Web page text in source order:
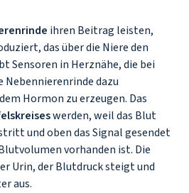
ihren Beitrag leisten,
das über die Niere den
Sensoren in Herznähe, die bei
dazu
Hormon zu erzeugen. Das
werden, weil das Blut
und oben das Signal gesendet
vorhanden ist. Die
Urin, der Blutdruck steigt und
aus.